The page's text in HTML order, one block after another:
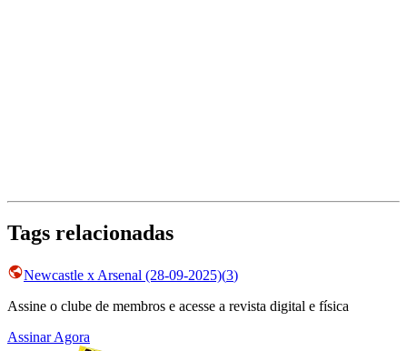
Tags relacionadas
Newcastle x Arsenal (28-09-2025)(3)
Assine o clube de membros e acesse a revista digital e física
Assinar Agora